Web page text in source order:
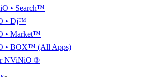
• Search™
• Dj™
• Market™
• BOX™ (All Apps)
NViNiO ®